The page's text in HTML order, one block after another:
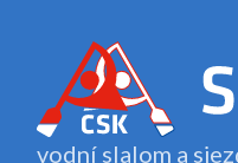
vodní slalom a